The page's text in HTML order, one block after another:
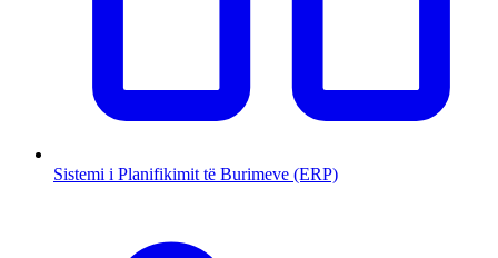
Sistemi i Planifikimit të Burimeve (ERP)